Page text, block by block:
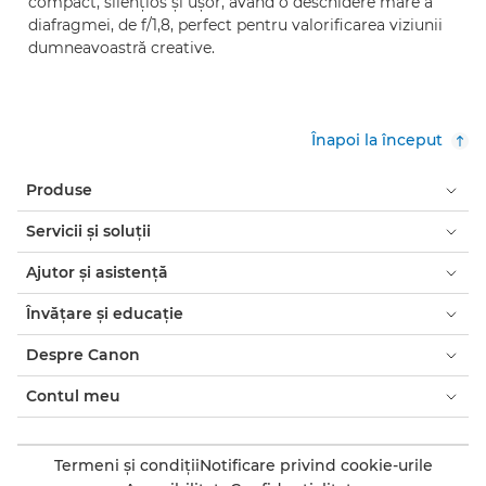
diafragmei, de f/1,8, perfect pentru valorificarea viziunii
dumneavoastră creative.
Înapoi la început
Produse
Servicii şi soluţii
Ajutor şi asistenţă
Învăţare şi educaţie
Despre Canon
Contul meu
Termeni şi condiţiiNotificare privind cookie-urile